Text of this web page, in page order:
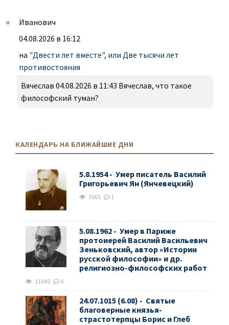
Иванович
04.08.2026 в 16:12
на "Двести лет вместе", или Две тысячи лет
противостояния
Вячеслав 04.08.2026 в 11:43 Вячеслав, что такое
философский туман?
КАЛЕНДАРЬ НА БЛИЖАЙШИЕ ДНИ
5.8.1954 - Умер писатель Василий
Григорьевич Ян (Янчевецкий)
3665 1
5.08.1962 - Умер в Париже
протоиерей Василий Васильевич
Зеньковский, автор «Истории
русской философии» и др.
религиозно-философских работ
11045 0
24.07.1015 (6.08) - Святые
благоверные князья-
страстотерпцы Борис и Глеб